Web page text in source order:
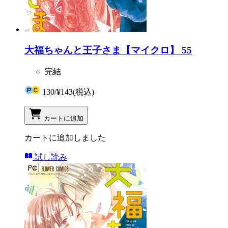
大福ちゃんと王子さま【マイクロ】 55
完結
130/¥143(税込)
カートに追加
カートに追加しました
試し読み